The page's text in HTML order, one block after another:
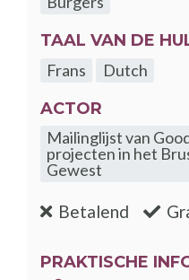
TAAL VAN DE
Frans
Dutch
ACTOR
Mailinglijst van
projecten in het
Gewest
Betalend :nee
PRAKTISCHE